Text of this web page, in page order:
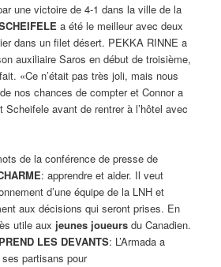
une victoire de 4-1 dans la ville de la
a été le meilleur avec deux
dans un filet désert. PEKKA RINNE a
auxiliaire Saros en début de troisième,
«Ce n’était pas très joli, mais nous
nos chances de compter et Connor a
avant de rentrer à l’hôtel avec
de la conférence de presse de
: apprendre et aider. Il veut
d’une équipe de la LNH et
aux décisions qui seront prises. En
utile aux jeunes joueursdu Canadien.
LES DEVANTS: L’Armada a
partisans pour